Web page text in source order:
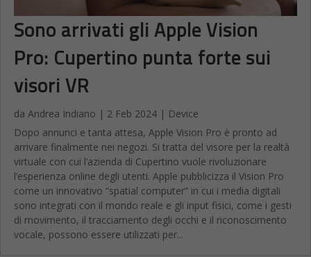
Sono arrivati gli Apple Vision
Pro: Cupertino punta forte sui
visori VR
da Andrea Indiano | 2 Feb 2024 | Device
Dopo annunci e tanta attesa, Apple Vision Pro è pronto ad
arrivare finalmente nei negozi. Si tratta del visore per la realtà
virtuale con cui l’azienda di Cupertino vuole rivoluzionare
l’esperienza online degli utenti. Apple pubblicizza il Vision Pro
come un innovativo “spatial computer” in cui i media digitali
sono integrati con il mondo reale e gli input fisici, come i gesti
di movimento, il tracciamento degli occhi e il riconoscimento
vocale, possono essere utilizzati per...